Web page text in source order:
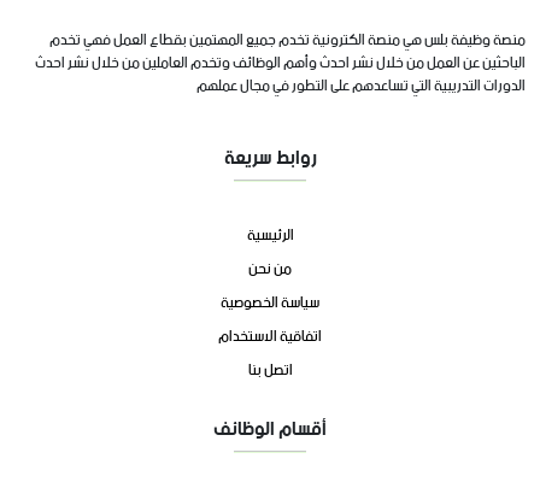
منصة وظيفة بلس هي منصة الكترونية تخدم جميع المهتمين بقطاع العمل فهي تخدم
الباحثين عن العمل من خلال نشر احدث وأهم الوظائف وتخدم العاملين من خلال نشر احدث
الدورات التدريبية التي تساعدهم على التطور في مجال عملهم
روابط سريعة
الرئيسية
من نحن
سياسة الخصوصية
اتفاقية الاستخدام
اتصل بنا
أقسام الوظائف